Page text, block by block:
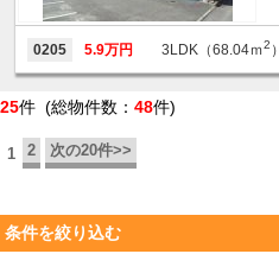
0205 5.9万円 3LDK（68.04ｍ2 ）
25件 (総物件数： 48件)
1 2 次の20件>>
条件を絞り込む